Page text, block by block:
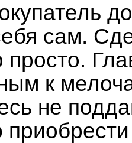
сам.
просто.
к
не